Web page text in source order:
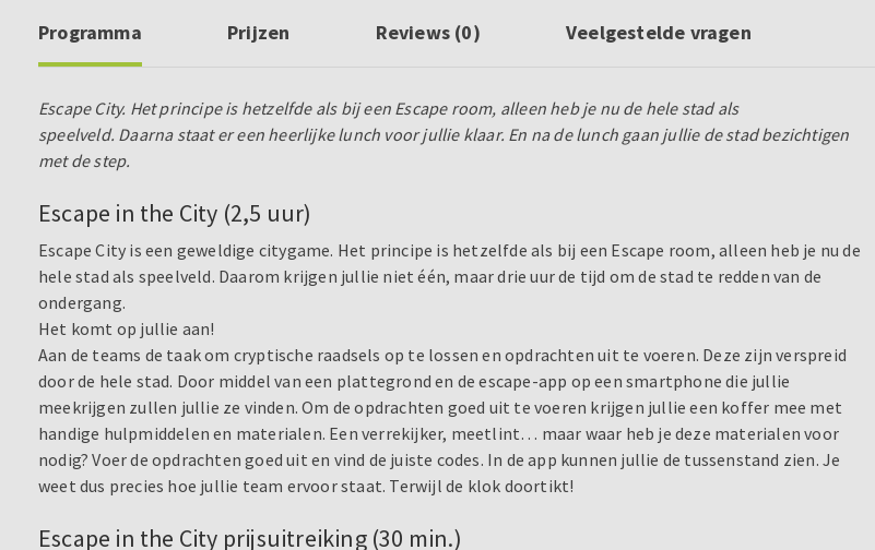
Programma Prijzen Reviews (0) Veelgestelde vragen
Escape City. Het principe is hetzelfde als bij een Escape room, alleen heb je nu de hele stad als
speelveld. Daarna staat er een heerlijke lunch voor jullie klaar. En na de lunch gaan jullie de stad bezichtigen
met de step.
Escape in the City (2,5 uur)
Escape City is een geweldige citygame. Het principe is hetzelfde als bij een Escape room, alleen heb je nu de
hele stad als speelveld. Daarom krijgen jullie niet één, maar drie uur de tijd om de stad te redden van de
ondergang.
Het komt op jullie aan!
Aan de teams de taak om cryptische raadsels op te lossen en opdrachten uit te voeren. Deze zijn verspreid
door de hele stad. Door middel van een plattegrond en de escape-app op een smartphone die jullie
meekrijgen zullen jullie ze vinden. Om de opdrachten goed uit te voeren krijgen jullie een koffer mee met
handige hulpmiddelen en materialen. Een verrekijker, meetlint… maar waar heb je deze materialen voor
nodig? Voer de opdrachten goed uit en vind de juiste codes. In de app kunnen jullie de tussenstand zien. Je
weet dus precies hoe jullie team ervoor staat. Terwijl de klok doortikt!
Escape in the City prijsuitreiking (30 min.)